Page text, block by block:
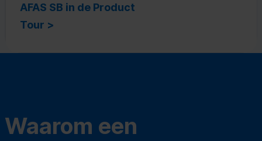
AFAS SB in de Product
Tour >
Waarom een